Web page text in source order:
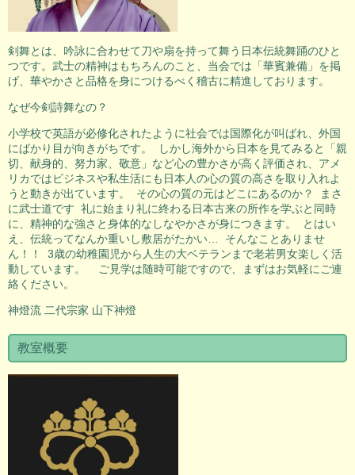
剣舞とは、吟詠に合わせて刀や扇を持って舞う日本伝統舞踊のひと
つです。武士の精神はもちろんのこと、当会では「華賓兼備」を掲
げ、華やかさと品格を身につけるべく稽古に精進しております。
なぜ今剣詩舞なの？
小学校で英語が必修化されたように社会では国際化が叫ばれ、外国
にばかり目が向きがちです。 しかし海外から日本を見てみると「親
切、献身的、努力家、敬意」など心の豊かさが高く評価され、アメ
リカではビジネスや私生活にも日本人の心の質の高さを取り入れよ
うと動きが出ています。 その心の質の元はどこにあるのか？ まさ
に武士道です 礼に始まり礼に終わる日本古来の所作を学ぶと同時
に、精神的な強さと身体的なしなやかさが身につきます。 とはい
え、伝統ってなんか重いし敷居がたかい… そんなことありませ
ん！！ 3歳の幼稚園児から人生の大ベテランまで老若男女楽しく活
動しています。 ご見学は随時可能ですので、まずはお気軽にご連
絡ください。
神燈流 二代宗家 山下神燈
教室概要